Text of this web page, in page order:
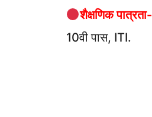
शैक्षणिक पात्रता-
10वी पास, ITI.